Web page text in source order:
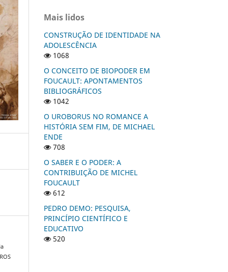
Mais lidos
CONSTRUÇÃO DE IDENTIDADE NA
ADOLESCÊNCIA
1068
O CONCEITO DE BIOPODER EM
FOUCAULT: APONTAMENTOS
BIBLIOGRÁFICOS
1042
O UROBORUS NO ROMANCE A
HISTÓRIA SEM FIM, DE MICHAEL
ENDE
708
O SABER E O PODER: A
CONTRIBUIÇÃO DE MICHEL
FOUCAULT
612
PEDRO DEMO: PESQUISA,
PRINCÍPIO CIENTÍFICO E
EDUCATIVO
520